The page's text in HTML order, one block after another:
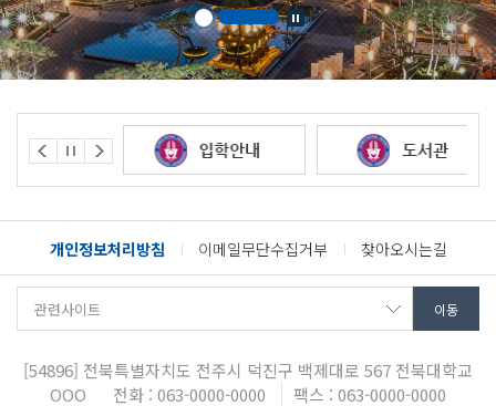
개인정보처리방침 이메일무단수집거부 찾아오시는길
[54896] 전북특별자치도 전주시 덕진구 백제대로 567 전북대학교
OOO
전화 : 063-0000-0000 팩스 : 063-0000-0000